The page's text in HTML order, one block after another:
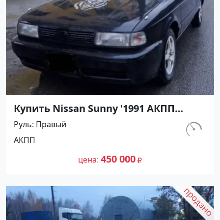
Купить Nissan Sunny '1991 АКПП
(1400/75 л.с.) Бензин инжектор
Мостовской цвет Черный Седан по
цене 450000 рублей, объявление
№27489 на сайте Авторынок23
км.
Руль Правый
АКПП
цена 450 000